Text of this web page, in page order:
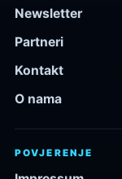
Newsletter
Partneri
Kontakt
O nama
POVJERENJE